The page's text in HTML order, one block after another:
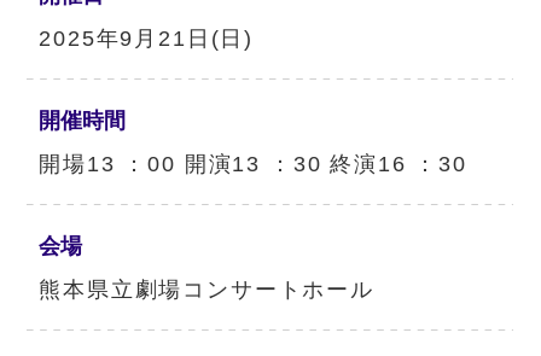
2025年9月21日(日)
開催時間
開場13 ：00 開演13 ：30 終演16 ：30
会場
熊本県立劇場コンサートホール